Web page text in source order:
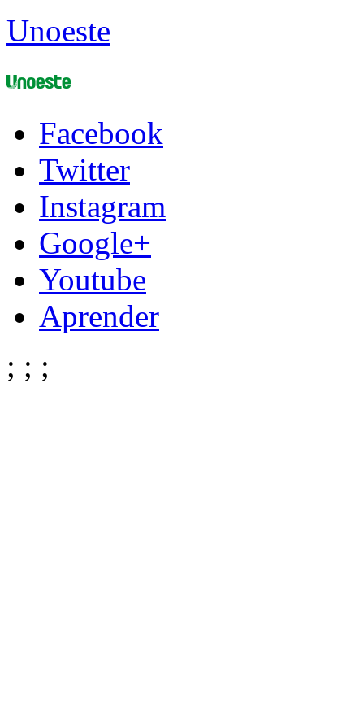
Unoeste
Facebook
Twitter
Instagram
Google+
Youtube
Aprender
; ; ;